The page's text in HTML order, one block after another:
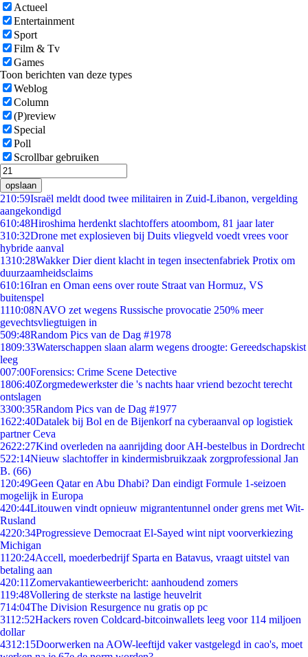
Actueel
Entertainment
Sport
Film & Tv
Games
Toon berichten van deze types
Weblog
Column
(P)review
Special
Poll
Scrollbar gebruiken
opslaan
210:59Israël meldt dood twee militairen in Zuid-Libanon, vergelding
aangekondigd
610:48Hiroshima herdenkt slachtoffers atoombom, 81 jaar later
310:32Drone met explosieven bij Duits vliegveld voedt vrees voor
hybride aanval
1310:28Wakker Dier dient klacht in tegen insectenfabriek Protix om
duurzaamheidsclaims
610:16Iran en Oman eens over route Straat van Hormuz, VS
buitenspel
1110:08NAVO zet wegens Russische provocatie 250% meer
gevechtsvliegtuigen in
509:48Random Pics van de Dag #1978
1809:33Waterschappen slaan alarm wegens droogte: Gereedschapskist
leeg
007:00Forensics: Crime Scene Detective
1806:40Zorgmedewerkster die 's nachts haar vriend bezocht terecht
ontslagen
3300:35Random Pics van de Dag #1977
1622:40Datalek bij Bol en de Bijenkorf na cyberaanval op logistiek
partner Ceva
2622:27Kind overleden na aanrijding door AH-bestelbus in Dordrecht
522:14Nieuw slachtoffer in kindermisbruikzaak zorgprofessional Jan
B. (66)
1 20:49Geen Qatar en Abu Dhabi? Dan eindigt Formule 1-seizoen
mogelijk in Europa
420:44Litouwen vindt opnieuw migrantentunnel onder grens met Wit-
Rusland
4220:34Progressieve Democraat El-Sayed wint nipt voorverkiezing
Michigan
11 20:24Accell, moederbedrijf Sparta en Batavus, vraagt uitstel van
betaling aan
420:11 Zomervakantieweerbericht: aanhoudend zomers
119:48Vollering de sterkste na lastige heuvelrit
714:04The Division Resurgence nu gratis op pc
3112:52Hackers roven Coldcard-bitcoinwallets leeg voor 114 miljoen
dollar
4312:15Doorwerken na AOW-leeftijd vaker vastgelegd in cao's, moet